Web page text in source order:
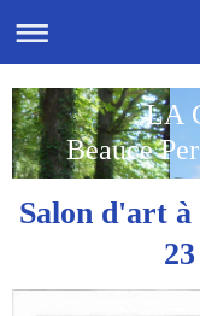
LA
Beauce
Salon d'art